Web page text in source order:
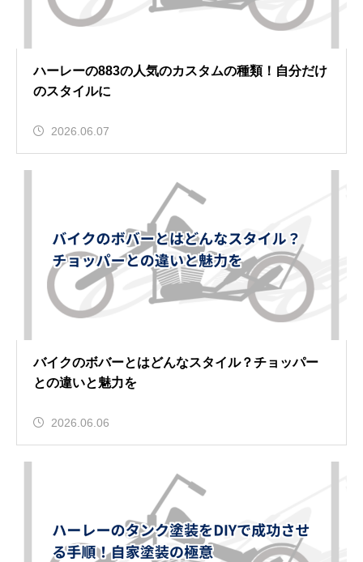
ハーレーの883の人気のカスタムの種類！自分だけ
のスタイルに
2026.06.07
バイクのボバーとはどんなスタイル？チョッパー
との違いと魅力を
2026.06.06